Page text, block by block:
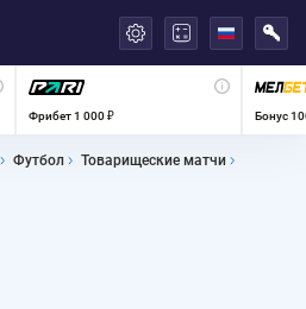
Фрибет 1 000 ₽ Бонус
Футбол
Товарищеские матчи